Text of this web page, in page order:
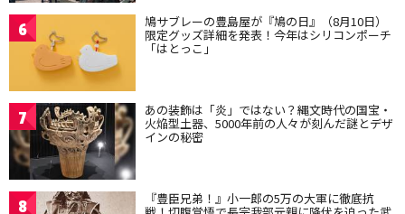
6 鳩サブレーの豊島屋が『鳩の日』（8月10日）
限定グッズ詳細を発表！今年はシリコンポーチ
「はとっこ」
7 あの装飾は「炎」ではない？縄文時代の国宝・
火焔型土器、5000年前の人々が刻んだ謎とデザ
インの秘密
8 『豊臣兄弟！』小一郎の5万の大軍に徹底抗